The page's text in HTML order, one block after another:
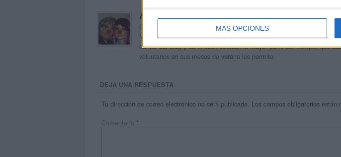
MÁS OPCIONES
Acerca de orientacionandujar
Orientación Andújar no es solo un blog, es la apuesta personal de dos
Maribel, que además de ser pareja, son los encargados de los
dentro del blog y en el cual, vuelcan la mayor parte del tiempo, que
voluntarios en sus meses de verano les permite.
DEJA UNA RESPUESTA
Tu dirección de correo electrónico no será publicada. Los campos obligatorios están
Comentario *